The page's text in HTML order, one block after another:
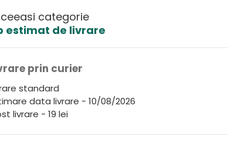
categorie
estimat de livrare
prin curier
standard
data livrare - 10/08/2026
livrare - 19 lei